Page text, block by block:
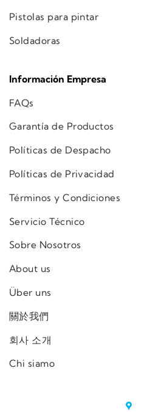
Pistolas para pintar
Soldadoras
Información Empresa
FAQs
Garantía de Productos
Políticas de Despacho
Políticas de Privacidad
Términos y Condiciones
Servicio Técnico
Sobre Nosotros
About us
Über uns
關於我們
회사 소개
Chi siamo